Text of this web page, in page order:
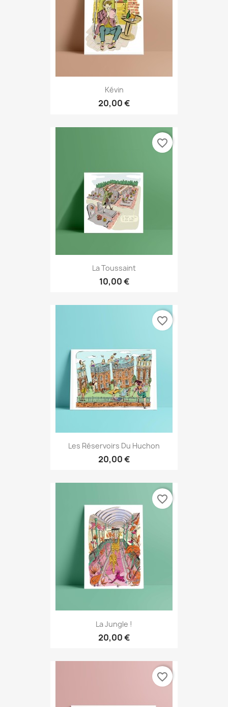
Kévin
20,00 €
La Toussaint
10,00 €
favorite_border
Les Réservoirs Du Huchon
20,00 €
favorite_border
La Jungle !
20,00 €
favorite_border
favorite_border